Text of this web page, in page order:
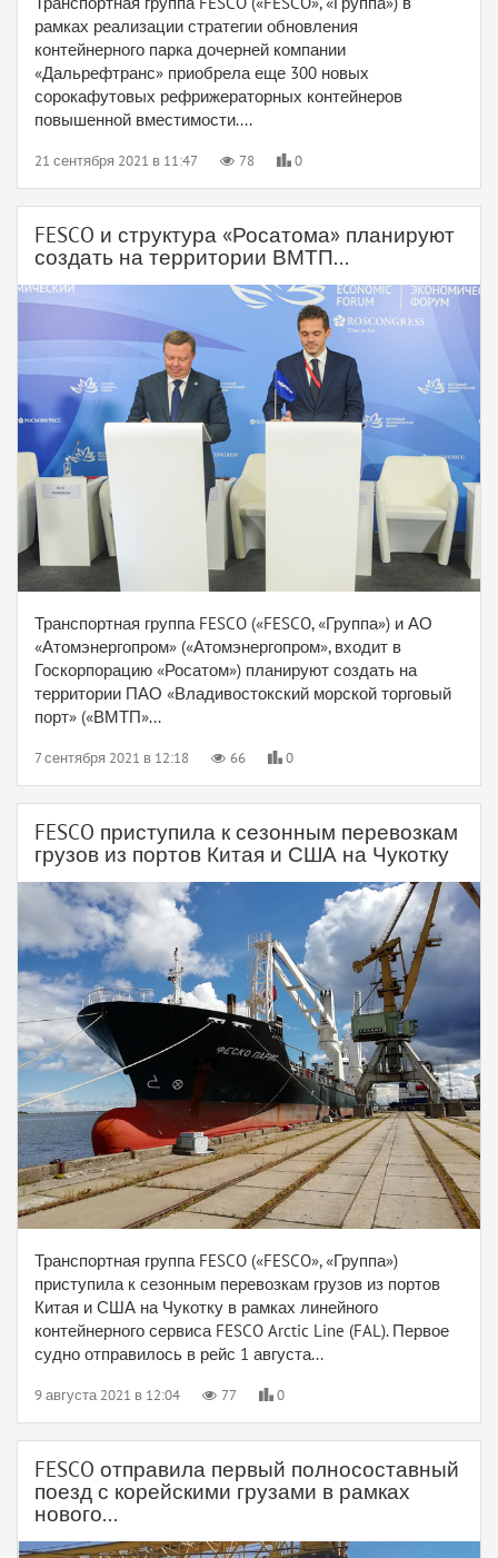
рамках реализации стратегии обновления
контейнерного парка дочерней компании
«Дальрефтранс» приобрела еще 300 новых
сорокафутовых рефрижераторных контейнеров
повышенной вместимости....
21 сентября 2021 в 11:47 78 0
FESCO и структура «Росатома» планируют
создать на территории ВМТП...
Транспортная группа FESCO («FESCO, «Группа») и АО
«Атомэнергопром» («Атомэнергопром», входит в
Госкорпорацию «Росатом») планируют создать на
территории ПАО «Владивостокский морской торговый
порт» («ВМТП»...
7 сентября 2021 в 12:18 66 0
FESCO приступила к сезонным перевозкам
грузов из портов Китая и США на Чукотку
Транспортная группа FESCO («FESCO», «Группа»)
приступила к сезонным перевозкам грузов из портов
Китая и США на Чукотку в рамках линейного
контейнерного сервиса FESCO Arctic Line (FAL). Первое
судно отправилось в рейс 1 августа...
9 августа 2021 в 12:04 77 0
FESCO отправила первый полносоставный
поезд с корейскими грузами в рамках
нового...